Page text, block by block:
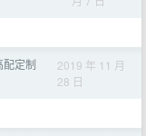
定制
2019 年 11 月
28 日